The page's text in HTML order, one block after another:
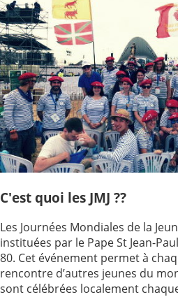
Paray-le-
Monial
École de la
Terre
Sainte
R.E. de
Taizé
Animateurs
—
Étudiants
Jeunes
Pros
Collégiens
Pastorales
jeunes
locales
Groupe
Repères
Groupe
Diaconia
Nouvelles
d'Orient
Divers
C'est quoi les JMJ ??
Les Journées Mondiales de la
instituées par le Pape St Jean-
80. Cet événement permet à
rencontre d’autres jeunes du
sont célébrées localement